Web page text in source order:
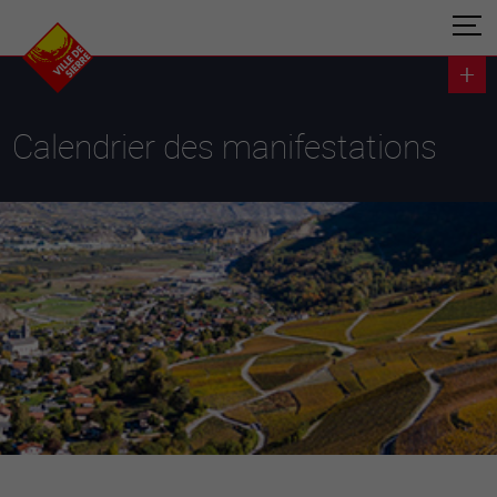
Calendrier des manifestations